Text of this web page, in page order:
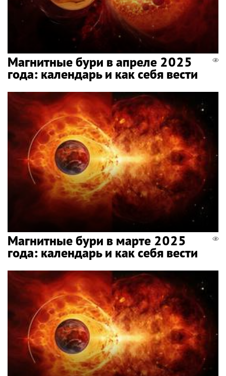
Магнитные бури в апреле 2025
года: календарь и как себя вести
Магнитные бури в марте 2025
года: календарь и как себя вести